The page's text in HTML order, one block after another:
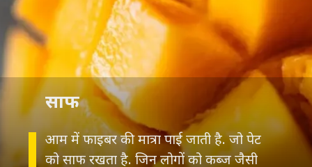
आम में फाइबर की मात्रा पाई जाती है. जो पेट
को साफ रखता है. जिन लोगों को कब्ज जैसी
साफ